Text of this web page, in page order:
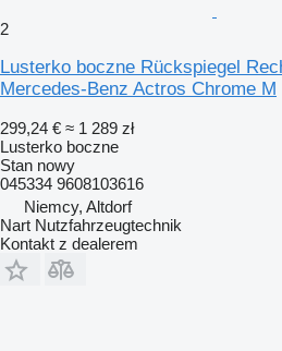
2
Lusterko boczne Rückspiegel
Mercedes-Benz Actros Chrome M
299,24 € ≈ 1 289 zł
Lusterko boczne
Stan nowy
045334 9608103616
Niemcy, Altdorf
Nart Nutzfahrzeugtechnik
Kontakt z dealerem